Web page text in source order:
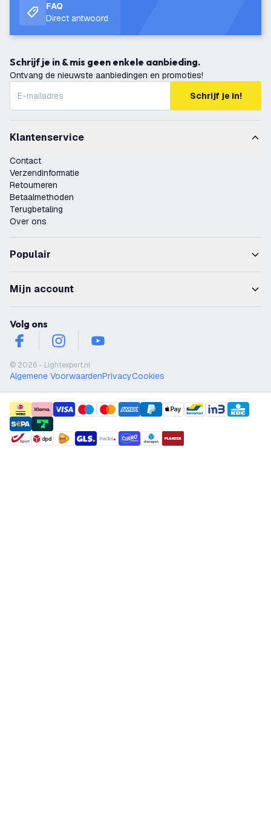
FAQ
Direct antwoord
Schrijf je in & mis geen enkele aanbieding.
Ontvang de nieuwste aanbiedingen en promoties!
Schrijf je in!
Klantenservice
Contact
Verzendinformatie
Retourneren
Betaalmethoden
Terugbetaling
Over ons
Populair
Mijn account
Volg ons
facebookinstagramyoutube
© 2026 - Lightexpert.nl
Algemene VoorwaardenPrivacyCookies
payment methods
shipment methods